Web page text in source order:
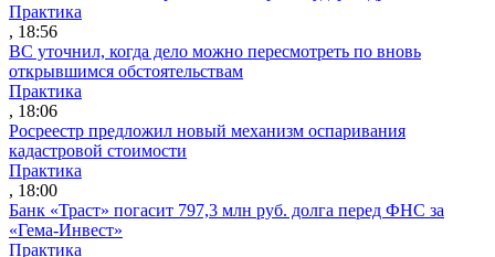
Практика
, 18:56
ВС уточнил, когда дело можно пересмотреть по вновь
открывшимся обстоятельствам
Практика
, 18:06
Росреестр предложил новый механизм оспаривания
кадастровой стоимости
Практика
, 18:00
Банк «Траст» погасит 797,3 млн руб. долга перед ФНС за
«Гема-Инвест»
Практика